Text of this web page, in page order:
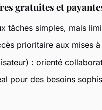
gratuites et
tâches simples, mais
prioritaire aux mises
: orienté
pour des besoins